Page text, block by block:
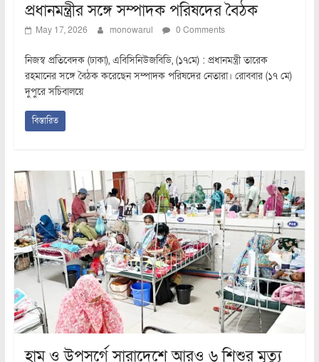
প্রধানমন্ত্রীর সঙ্গে সম্পাদক পরিষদের বৈঠক
May 17, 2026 monowarul 0 Comments
নিজস্ব প্রতিবেদক (ঢাকা), এবিসিনিউজবিডি, (১৭মে) : প্রধানমন্ত্রী তারেক
রহমানের সঙ্গে বৈঠক করেছেন সম্পাদক পরিষদের নেতারা। রোববার (১৭ মে)
দুপুরে সচিবালয়ে
বিস্তারিত
হাম ও উপসর্গে সারাদেশে আরও ৬ শিশুর মৃত্যু